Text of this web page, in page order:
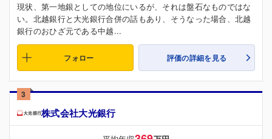
現状、第一地銀としての地位にいるが、それは盤石なものではな
い。北越銀行と大光銀行合併の話もあり、そうなった場合、北越
銀行のおひざ元である中越...
フォロー 評価の詳細を見る
3
株式会社大光銀行